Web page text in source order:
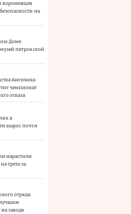
воронежцев
на
Доме
петровской
Ангелина
чемпионат
отказа
в
вырос почти
нарастили
треть за
отряда
заводе